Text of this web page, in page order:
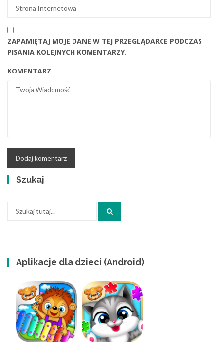
ZAPAMIĘTAJ MOJE DANE W TEJ PRZEGLĄDARCE PODCZAS
PISANIA KOLEJNYCH KOMENTARZY.
KOMENTARZ
Szukaj
Aplikacje dla dzieci (Android)